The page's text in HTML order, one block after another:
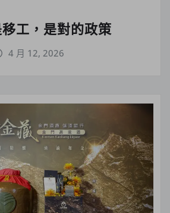
工，是對的政策
4 月 12, 2026